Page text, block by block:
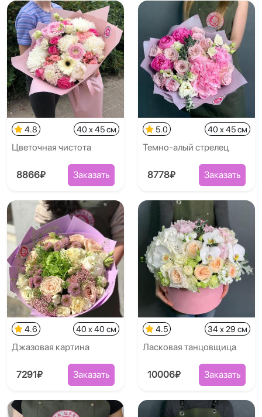
4.8 40 x 45 см
Цветочная чистота
8866₽ Заказать
5.0 40 x 45 см
Темно-алый стрелец
8778₽ Заказать
4.6 40 x 40 см
Джазовая картина
7291₽ Заказать
4.5 34 x 29 см
Ласковая танцовщица
10006₽ Заказать